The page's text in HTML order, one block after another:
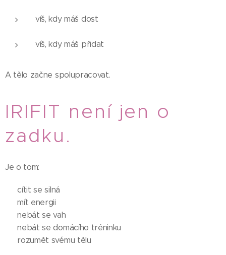
víš, kdy máš dost
víš, kdy máš přidat
A tělo začne spolupracovat.
IRIFIT není jen o
zadku.
Je o tom:
💗 cítit se silná
💗 mít energii
💗 nebát se vah
💗 nebát se domácího tréninku
💗 rozumět svému tělu